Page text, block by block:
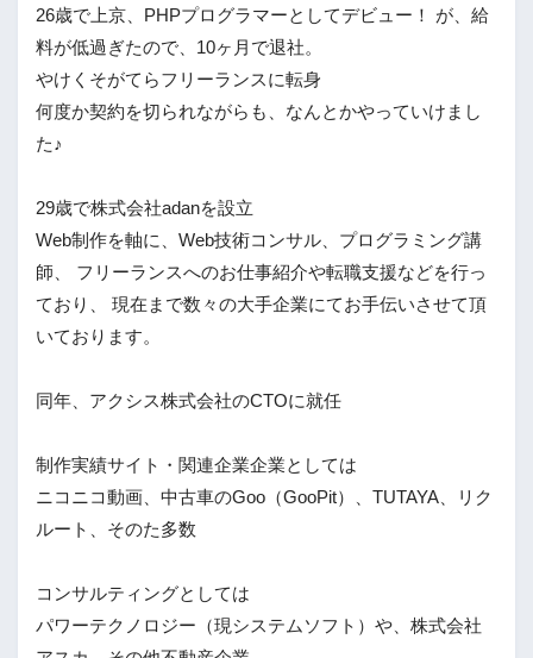
26歳で上京、PHPプログラマーとしてデビュー！ が、給
料が低過ぎたので、10ヶ月で退社。
やけくそがてらフリーランスに転身
何度か契約を切られながらも、なんとかやっていけまし
た♪
29歳で株式会社adanを設立
Web制作を軸に、Web技術コンサル、プログラミング講
師、 フリーランスへのお仕事紹介や転職支援などを行っ
ており、 現在まで数々の大手企業にてお手伝いさせて頂
いております。
同年、アクシス株式会社のCTOに就任
制作実績サイト・関連企業企業としては
ニコニコ動画、中古車のGoo（GooPit）、TUTAYA、リク
ルート、そのた多数
コンサルティングとしては
パワーテクノロジー（現システムソフト）や、株式会社